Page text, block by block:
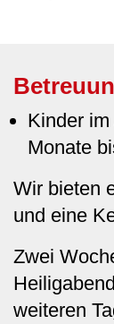
Kinder
Monate
Wir bieten
und eine
Zwei
weiteren